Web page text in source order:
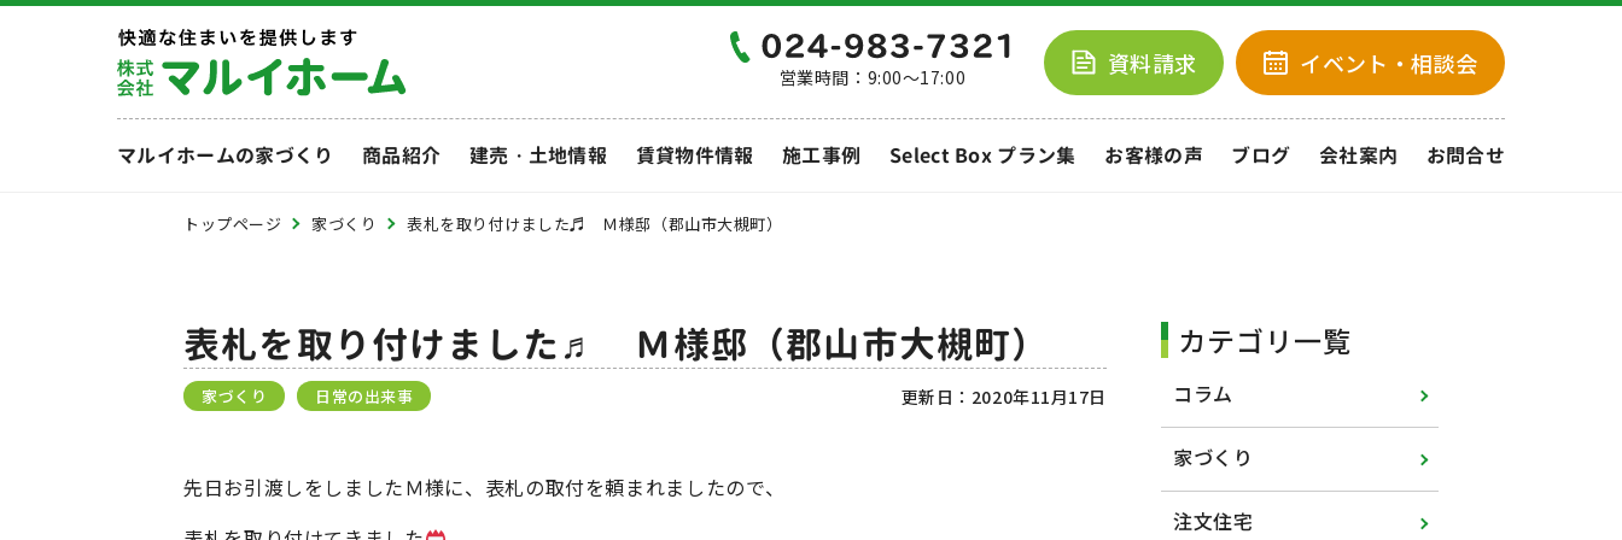
営業時間：9:00～17:00 資料請求 イベント ・相談会
マルイホームの家づくり 商品紹介 建売・土地情報 賃貸物件情報 施工事例 Select Box プラン集 お客様の声 ブログ 会社案内 お問合せ
トップページ 家づくり 表札を取り付けました♬ Ｍ様邸（郡山市大槻町）
表札を取り付けました♬ Ｍ様邸（郡山市大槻町）
家づくり 日常の出来事 更新日： 2020年11月17日
先日お引渡しをしましたＭ様に、表札の取付を頼まれましたので、
カテゴリ一覧
コラム
家づくり
注文住宅